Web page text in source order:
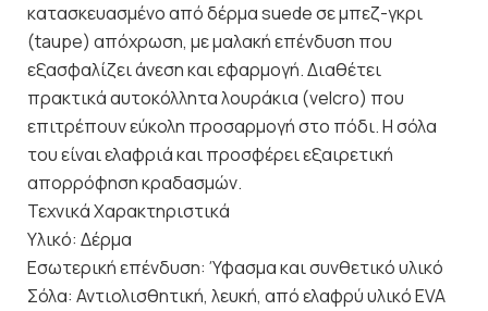
κατασκευασμένο από δέρμα suede σε μπεζ-γκρι
(taupe) απόχρωση, με μαλακή επένδυση που
εξασφαλίζει άνεση και εφαρμογή. Διαθέτει
πρακτικά αυτοκόλλητα λουράκια (velcro) που
επιτρέπουν εύκολη προσαρμογή στο πόδι. Η σόλα
του είναι ελαφριά και προσφέρει εξαιρετική
απορρόφηση κραδασμών.
Τεχνικά Χαρακτηριστικά
Υλικό: Δέρμα
Εσωτερική επένδυση: Ύφασμα και συνθετικό υλικό
Σόλα: Αντιολισθητική, λευκή, από ελαφρύ υλικό EVA